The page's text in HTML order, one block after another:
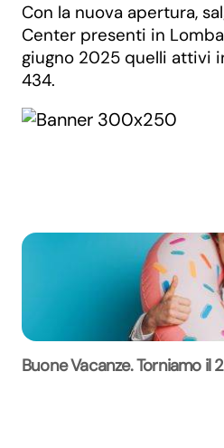
Con la nuova apertura,
Center presenti in
giugno 2025 quelli attivi
434.
Buone Vacanze. Torniamo il